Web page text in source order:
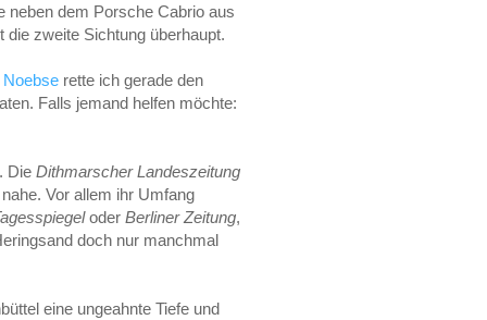
neben dem Porsche Cabrio aus
zweite Sichtung überhaupt.
rette ich gerade den
Falls jemand helfen möchte:
Die Dithmarscher Landeszeitung
Vor allem ihr Umfang
oder Berliner Zeitung,
doch nur manchmal
eine ungeahnte Tiefe und